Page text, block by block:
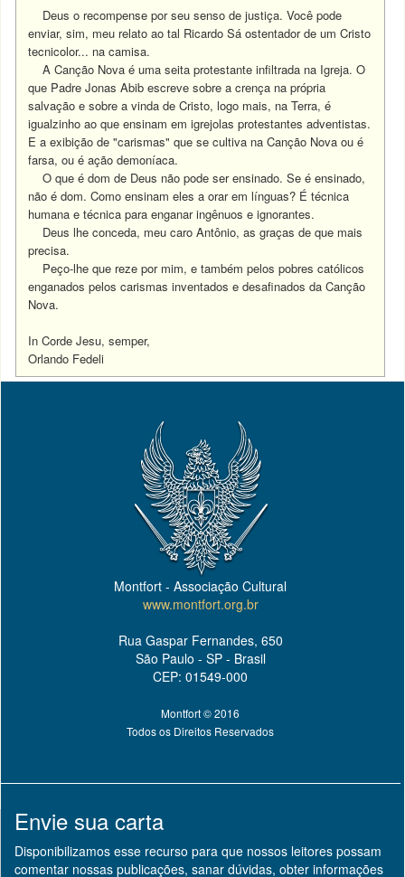
Deus o recompense por seu senso de justiça. Você pode
enviar, sim, meu relato ao tal Ricardo Sá ostentador de um Cristo
tecnicolor... na camisa.
A Canção Nova é uma seita protestante infiltrada na Igreja. O
que Padre Jonas Abib escreve sobre a crença na própria
salvação e sobre a vinda de Cristo, logo mais, na Terra, é
igualzinho ao que ensinam em igrejolas protestantes adventistas.
E a exibição de "carismas" que se cultiva na Canção Nova ou é
farsa, ou é ação demoníaca.
O que é dom de Deus não pode ser ensinado. Se é ensinado,
não é dom. Como ensinam eles a orar em línguas? É técnica
humana e técnica para enganar ingênuos e ignorantes.
Deus lhe conceda, meu caro Antônio, as graças de que mais
precisa.
Peço-lhe que reze por mim, e também pelos pobres católicos
enganados pelos carismas inventados e desafinados da Canção
Nova.
In Corde Jesu, semper,
Orlando Fedeli
Montfort - Associação Cultural
www.montfort.org.br
Rua Gaspar Fernandes, 650
São Paulo - SP - Brasil
CEP: 01549-000
Montfort © 2016
Todos os Direitos Reservados
Envie sua carta
Disponibilizamos esse recurso para que nossos leitores possam
comentar nossas publicações, sanar dúvidas, obter informações